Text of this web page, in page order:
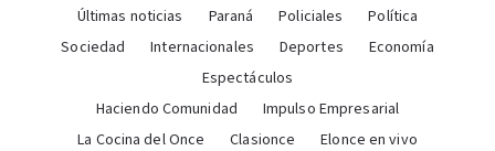
Últimas noticias Paraná Policiales
Política
Sociedad
Internacionales Deportes
Economía
Espectáculos
Haciendo Comunidad
Impulso Empresarial
La Cocina del Once
Clasionce
Elonce en vivo